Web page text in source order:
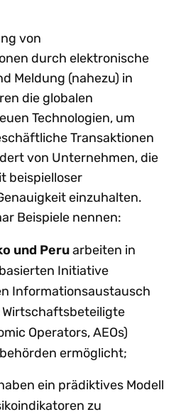
von
durch elektronische
Meldung (nahezu) in
die globalen
Technologien, um
Transaktionen
von Unternehmen, die
beispielloser
einzuhalten.
Beispiele nennen:
und Peruarbeiten in
Initiative
Informationsaustausch
Operators, AEOs)
ermöglicht;
ein prädiktives Modell
zu